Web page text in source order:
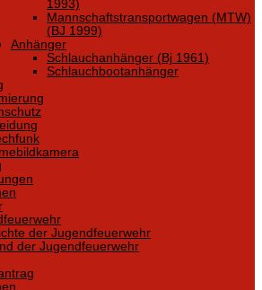
1993)
Mannschaftstransportwagen (MTW)
(BJ 1999)
Anhänger
Schlauchanhänger (Bj 1961)
Schlauchbootanhänger
der Jugendfeuerwehr
der Jugendfeuerwehr